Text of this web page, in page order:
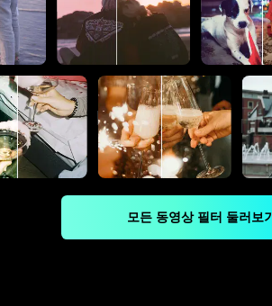
모든 동영상 필터 둘러보기